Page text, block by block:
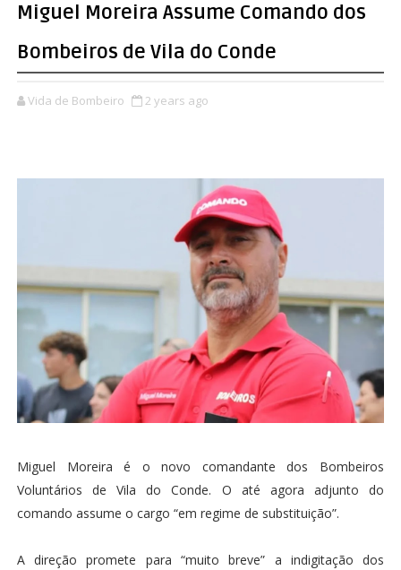
Miguel Moreira Assume Comando dos
Bombeiros de Vila do Conde
Vida de Bombeiro 2 years ago
Miguel Moreira é o novo comandante dos Bombeiros
Voluntários de Vila do Conde. O até agora adjunto do
comando assume o cargo “em regime de substituição”.
A direção promete para “muito breve” a indigitação dos